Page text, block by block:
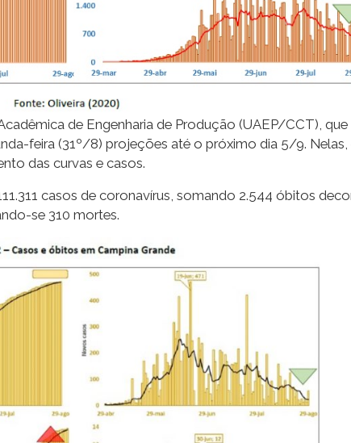
de Engenharia de Produção (UAEP/CCT),
feira (31º/8) projeções até o próximo dia 5/9. Nelas,
das curvas e casos.
casos de coronavírus, somando 2.544 óbitos
se 310 mortes.